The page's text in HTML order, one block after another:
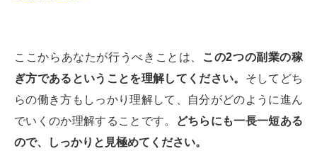
ここからあなたが行うべきことは、
この2つの副業の稼
ぎ方であるということを理解してください。 そしてどち
らの働き方もしっかり理解して、自分がどのように進ん
でいくのか理解することです。
どちらにも一長一短ある
ので、しっかりと見極めてください。